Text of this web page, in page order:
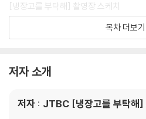
[냉장고를 부탁해] 촬영장 스케치
[냉장고를 부탁해] 최고의 인기 메뉴
: 셰프가 뽑은 최고의 메뉴 10 | ‘냉부’ 제
일러두기
1. Chef 최현석
목차 더보기
저자 소개
저자 : JTBC [냉장고를 부탁해]